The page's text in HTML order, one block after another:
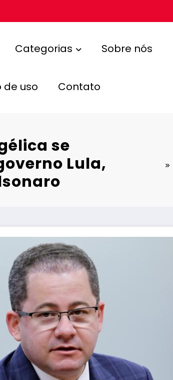
Categorias Sobre nós
de uso Contato
se
Lula,